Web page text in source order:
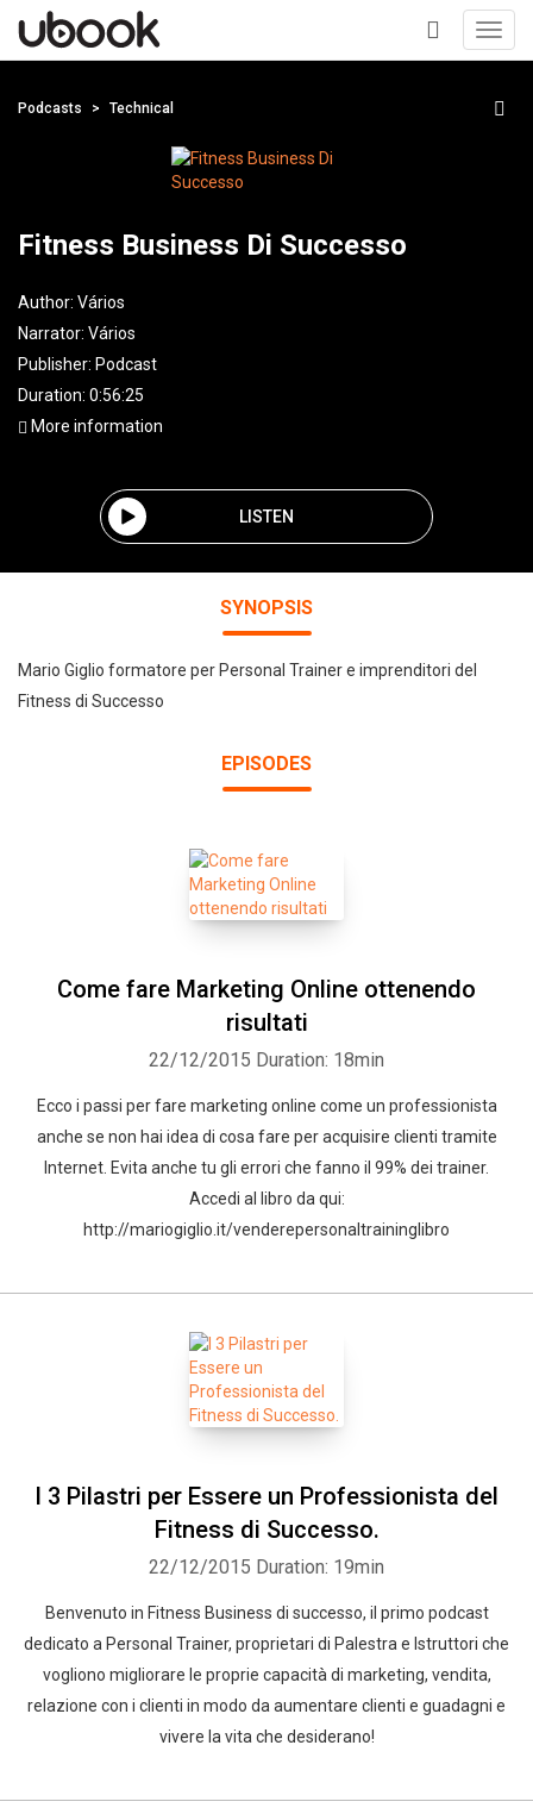
+
Podcasts Technical
Fitness Business Di Successo
Author: Vários
Narrator: Vários
Publisher: Podcast
Duration: 0:56:25
More information
LISTEN
SYNOPSIS
Mario Giglio formatore per Personal Trainer e imprenditori del
Fitness di Successo
EPISODES
Come fare Marketing Online ottenendo
risultati
22/12/2015 Duration: 18min
Ecco i passi per fare marketing online come un professionista
anche se non hai idea di cosa fare per acquisire clienti tramite
Internet. Evita anche tu gli errori che fanno il 99% dei trainer.
Accedi al libro da qui:
http://mariogiglio.it/venderepersonaltraininglibro
I 3 Pilastri per Essere un Professionista del
Fitness di Successo.
22/12/2015 Duration: 19min
Benvenuto in Fitness Business di successo, il primo podcast
dedicato a Personal Trainer, proprietari di Palestra e Istruttori che
vogliono migliorare le proprie capacità di marketing, vendita,
relazione con i clienti in modo da aumentare clienti e guadagni e
vivere la vita che desiderano!